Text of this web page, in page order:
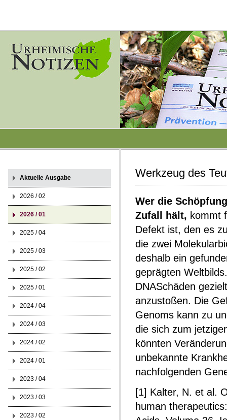
Werkzeug des
Wer die
Zufall hält, kommt
Defekt ist, den es
die zwei
deshalb ein
geprägten
DNASchäden
anzustoßen. Die
Genoms kann zu
die sich zum
könnten
unbekannte
nachfolgenden
[1] Kalter, N. et al.
human
Aktuelle Ausgabe
2026 / 02
2026 / 01
2025 / 04
2025 / 03
2025 / 02
2025 / 01
2024 / 04
2024 / 03
2024 / 02
2024 / 01
2023 / 04
2023 / 03
2023 / 02